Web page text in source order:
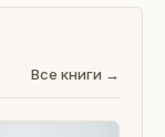
Все книги →